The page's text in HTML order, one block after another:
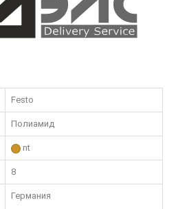
Festo
Полиамид
nt
8
Германия